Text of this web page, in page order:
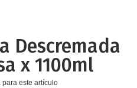
Descremada
x 1100ml
este artículo